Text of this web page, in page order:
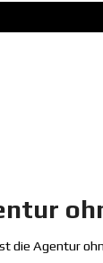
die Agentur